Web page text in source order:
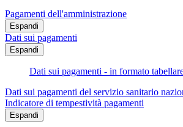
Pagamenti dell'amministrazione
Espandi
Dati sui pagamenti
Espandi
Dati sui pagamenti - in formato
Dati sui pagamenti del servizio sanitario
Indicatore di tempestività pagamenti
Espandi